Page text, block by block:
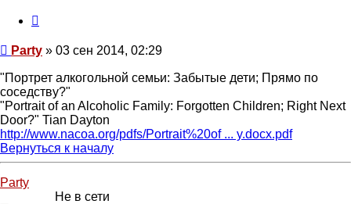
Сообщение
Party » 03 сен 2014, 02:29
"Портрет алкогольной семьи: Забытые дети; Прямо по
соседству?"
"Portrait of an Alcoholic Family: Forgotten Children; Right Next
Door?" Tian Dayton
http://www.nacoa.org/pdfs/Portrait%20of ... y.docx.pdf
Вернуться к началу
Party
Не в сети